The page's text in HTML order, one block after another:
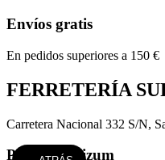
Envíos gratis
En pedidos superiores a 150 €
FERRETERÍA
Carretera Nacional 332 S/N,
Paga con Bizum